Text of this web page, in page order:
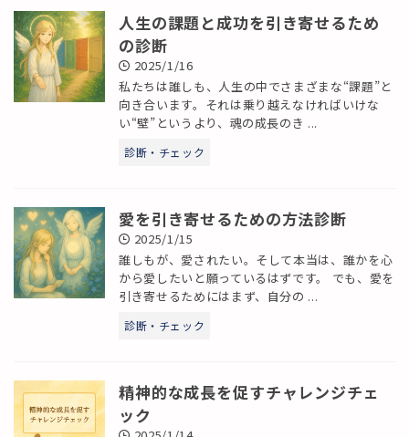
人生の課題と成功を引き寄せるため
の診断
2025/1/16
私たちは誰しも、人生の中でさまざまな“課題”と
向き合います。それは乗り越えなければいけな
い“壁”というより、魂の成長のき ...
診断・チェック
愛を引き寄せるための方法診断
2025/1/15
誰しもが、愛されたい。そして本当は、誰かを心
から愛したいと願っているはずです。 でも、愛を
引き寄せるためにはまず、自分の ...
診断・チェック
精神的な成長を促すチャレンジチェ
ック